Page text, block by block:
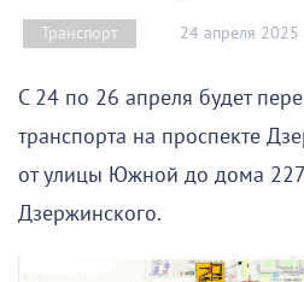
Транспорт 24 апреля 2025
С 24 по 26 апреля будет
транспорта на проспекте
от улицы Южной до дома 227
Дзержинского.